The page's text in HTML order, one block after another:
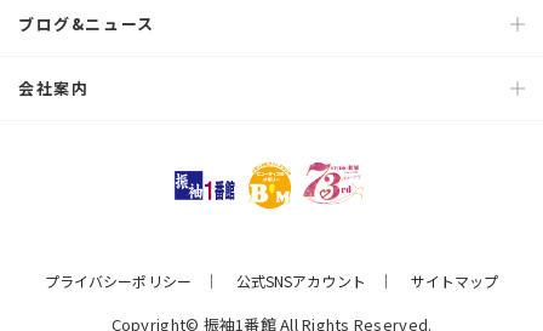
ブログ&ニュース
会社案内
プライバシーポリシー 公式SNSアカウント サイトマップ
Copyright© 振袖1番館 All Rights Reserved.